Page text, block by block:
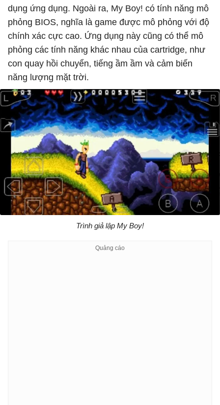
dụng ứng dụng. Ngoài ra, My Boy! có tính năng mô
phỏng BIOS, nghĩa là game được mô phỏng với độ
chính xác cực cao. Ứng dụng này cũng có thể mô
phỏng các tính năng khác nhau của cartridge, như
con quay hồi chuyển, tiếng ầm ầm và cảm biến
năng lượng mặt trời.
Trình giả lập My Boy!